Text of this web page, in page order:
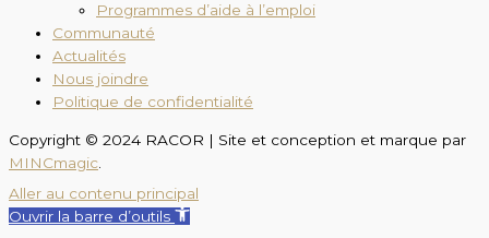
Programmes d’aide à l’emploi
Communauté
Actualités
Nous joindre
Politique de confidentialité
Copyright © 2024 RACOR | Site et conception et marque par
MINCmagic
Aller au contenu principal
Ouvrir la barre d’outils